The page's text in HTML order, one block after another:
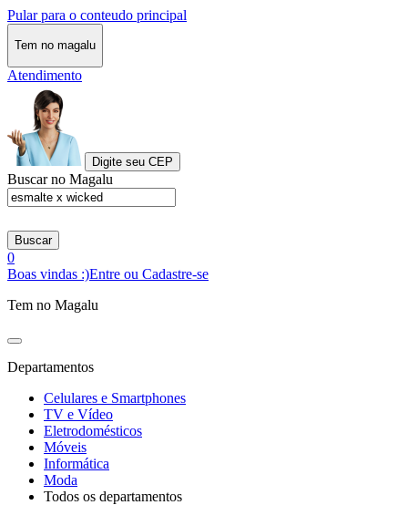
Pular para o conteudo principal
Tem no magalu
Atendimento
Digite seu CEP
Buscar no Magalu
Buscar
0
Boas vindas :)Entre ou Cadastre-se
Tem no Magalu
Departamentos
Celulares e Smartphones
TV e Vídeo
Eletrodomésticos
Móveis
Informática
Moda
Todos os departamentos